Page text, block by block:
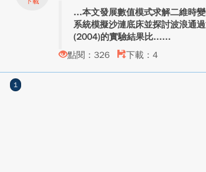
本文發展數值模式求解二維時
系統模擬沙漣底床並探討波浪通
(2004)的實驗結果比...
點閱：326
下載：4
1